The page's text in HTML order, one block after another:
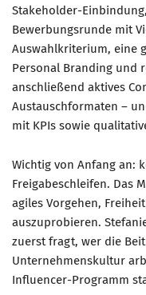
Stakeholder-
Bewerbungsrunde mit
Auswahlkriterium, eine
Personal Branding und
anschließend aktives
Austauschformaten –
mit KPIs sowie
Wichtig von Anfang an:
Freigabeschleifen. Das
agiles Vorgehen,
auszuprobieren.
zuerst fragt, wer die
Unternehmenskultur
Influencer-Programm